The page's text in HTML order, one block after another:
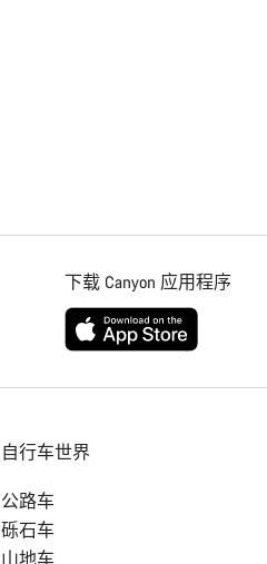
下载 Canyon 应用程序
自行车世界
公路车
砾石车
山地车